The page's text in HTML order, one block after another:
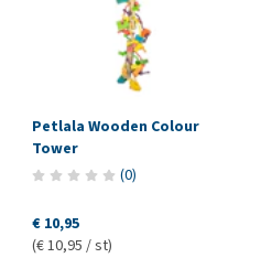
Petlala Wooden Colour
Tower
(0)
€ 10,95
(€ 10,95 / st)